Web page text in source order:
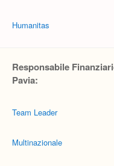
Humanitas
Responsabile
Pavia:
Team Leader
Multinazionale